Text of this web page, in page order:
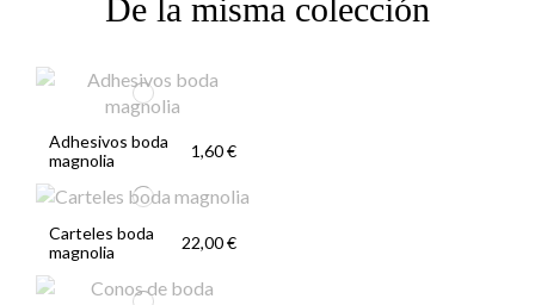
De la misma colección
Adhesivos boda
magnolia
1,60 €
Carteles boda
magnolia
22,00 €